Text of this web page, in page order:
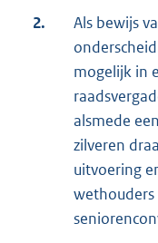
2.
Als bewijs
mogelijk in
alsmede
zilveren
uitvoering